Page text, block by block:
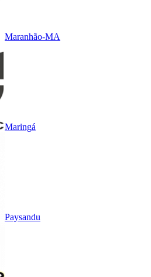
Maranhão-MA
Maringá
Paysandu